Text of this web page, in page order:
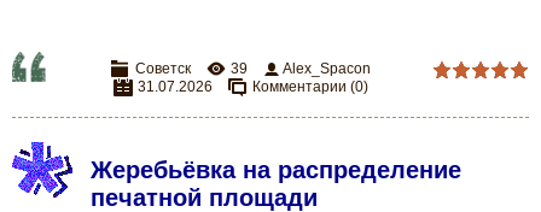
Советск 39
Alex_Spacon
31.07.2026
Комментарии (0)
Жеребьёвка на распределение
печатной площади